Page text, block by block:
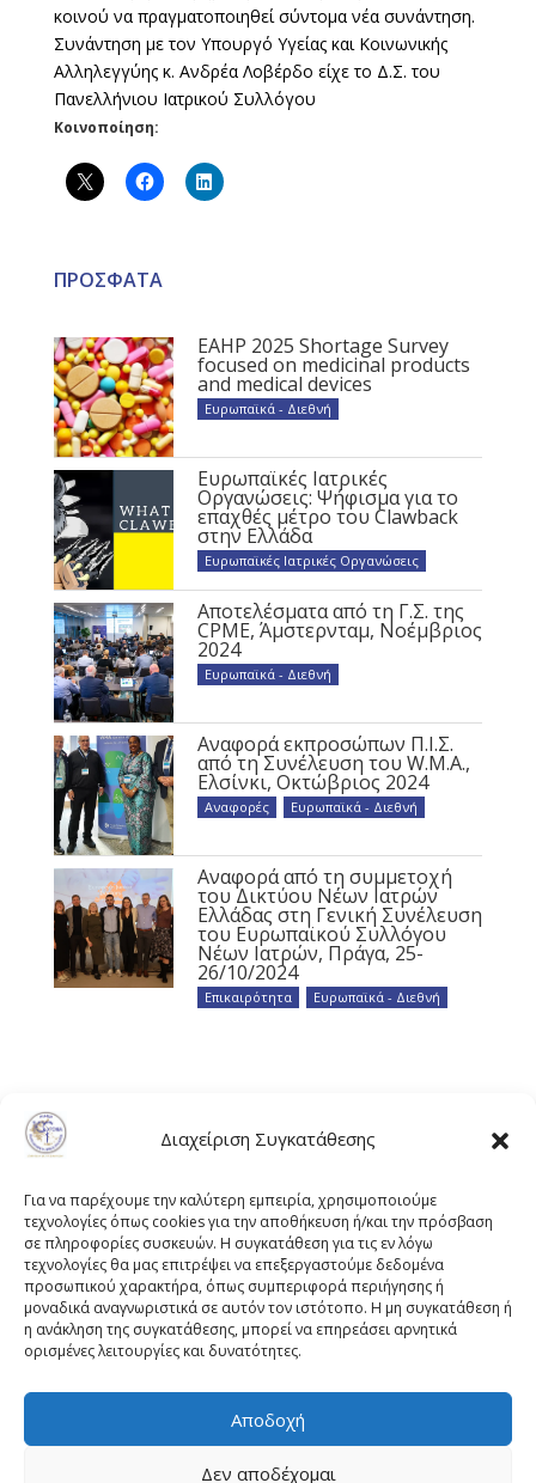
Διαχείριση Συγκατάθεσης
Για να παρέχουμε την καλύτερη εμπειρία, χρησιμοποιούμε
τεχνολογίες όπως cookies για την αποθήκευση ή/και την πρόσβαση
σε πληροφορίες συσκευών. Η συγκατάθεση για τις εν λόγω
τεχνολογίες θα μας επιτρέψει να επεξεργαστούμε δεδομένα
προσωπικού χαρακτήρα, όπως συμπεριφορά περιήγησης ή
μοναδικά αναγνωριστικά σε αυτόν τον ιστότοπο. Η μη συγκατάθεση ή
η ανάκληση της συγκατάθεσης, μπορεί να επηρεάσει αρνητικά
ορισμένες λειτουργίες και δυνατότητες.
Αποδοχή
Δεν αποδέχομαι
κοινού να πραγματοποιηθεί σύντομα νέα συνάντηση.
Συνάντηση με τον Υπουργό Υγείας και Κοινωνικής
Αλληλεγγύης κ. Ανδρέα Λοβέρδο είχε το Δ.Σ. του
Πανελλήνιου Ιατρικού Συλλόγου
Κοινοποίηση:
ΠΡΟΣΦΑΤΑ
EAHP 2025 Shortage Survey
focused on medicinal products
and medical devices
Ευρωπαϊκά - Διεθνή
Ευρωπαϊκές Ιατρικές
Οργανώσεις: Ψήφισμα για το
επαχθές μέτρο του Clawback
στην Ελλάδα
Ευρωπαϊκές Ιατρικές Οργανώσεις
Αποτελέσματα από τη Γ.Σ. της
CPME, Άμστερνταμ, Νοέμβριος
2024
Ευρωπαϊκά - Διεθνή
Αναφορά εκπροσώπων Π.Ι.Σ.
από τη Συνέλευση του W.M.A.,
Ελσίνκι, Οκτώβριος 2024
Αναφορές Ευρωπαϊκά - Διεθνή
Αναφορά από τη συμμετοχή
του Δικτύου Νέων Ιατρών
Ελλάδας στη Γενική Συνέλευση
του Ευρωπαϊκού Συλλόγου
Νέων Ιατρών, Πράγα, 25-
26/10/2024
Επικαιρότητα Ευρωπαϊκά - Διεθνή
Πλουτάρχου 3, 10675 Αθήνα
Email επικοινωνίας:pisinfo@pis.gr